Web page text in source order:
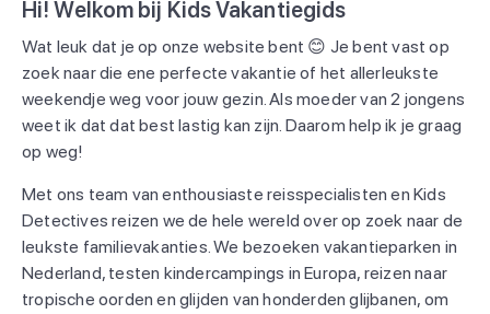
Hi! Welkom bij Kids Vakantiegids
Wat leuk dat je op onze website bent 😊 Je bent vast op
zoek naar die ene perfecte vakantie of het allerleukste
weekendje weg voor jouw gezin. Als moeder van 2 jongens
weet ik dat dat best lastig kan zijn. Daarom help ik je graag
op weg!
Met ons team van enthousiaste reisspecialisten en Kids
Detectives reizen we de hele wereld over op zoek naar de
leukste familievakanties. We bezoeken vakantieparken in
Nederland, testen kindercampings in Europa, reizen naar
tropische oorden en glijden van honderden glijbanen, om